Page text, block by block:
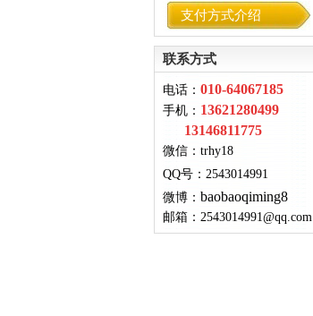
支付方式介绍
联系方式
电话： 010-64067185
手机： 13621280499
13146811775
微信： trhy18
QQ号 ： 2543014991
微博： baobaoqiming8
邮箱： 2543014991@qq.com